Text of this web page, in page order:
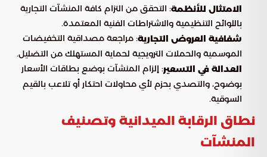
الامتثال للأنظمة: التحقق من التزام كافة المنشآت التجارية
باللوائح التنظيمية والاشتراطات الفنية المعتمدة.
شفافية العروض التجارية: مراجعة مصداقية التخفيضات
الموسمية والحملات الترويجية لحماية المستهلك من التضليل.
العدالة في التسعير: إلزام المنشآت بوضع بطاقات الأسعار
بوضوح، والتصدي بحزم لأي محاولات احتكار أو تلاعب بالقيم
السوقية.
نطاق الرقابة الميدانية وتصنيف
المنشآت